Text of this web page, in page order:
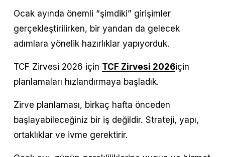
Ocak ayında önemli “şimdiki” girişimler
gerçekleştirilirken, bir yandan da gelecek
adımlara yönelik hazırlıklar yapıyorduk.
TCF Zirvesi 2026 için TCF Zirvesi 2026için
planlamaları hızlandırmaya başladık.
Zirve planlaması, birkaç hafta önceden
başlayabileceğiniz bir iş değildir. Strateji, yapı,
ortaklıklar ve ivme gerektirir.